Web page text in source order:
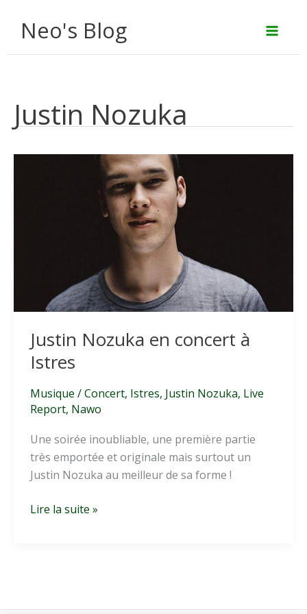
Neo's Blog
Justin Nozuka
Justin Nozuka en concert à
Istres
Musique /Concert, Istres, Justin Nozuka, Live
Report, Nawo
Une soirée inoubliable, une première partie
très emportée et originale mais surtout un
Justin Nozuka au meilleur de sa forme !
Justin
Lire la suite »